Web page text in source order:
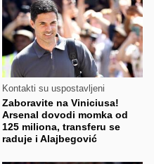
Kontakti su uspostavljeni
Zaboravite na Viniciusa!
Arsenal dovodi momka od
125 miliona, transferu se
raduje i Alajbegović